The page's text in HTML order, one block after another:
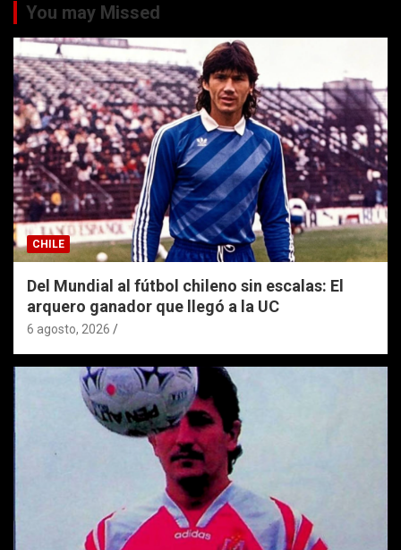
You may Missed
CHILE
Del Mundial al fútbol chileno sin escalas: El
arquero ganador que llegó a la UC
6 agosto, 2026